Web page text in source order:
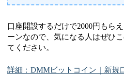
口座開設するだけで2000円もら
ーンなので、気になる人はぜひ
てください。
詳細：DMMビットコイン｜新規